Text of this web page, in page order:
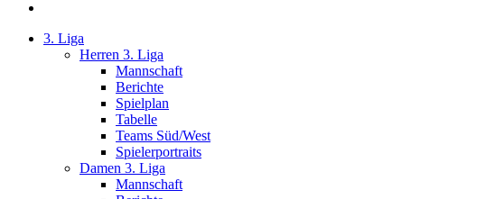
3. Liga
Herren 3. Liga
Mannschaft
Berichte
Spielplan
Tabelle
Teams Süd/West
Spielerportraits
Damen 3. Liga
Mannschaft